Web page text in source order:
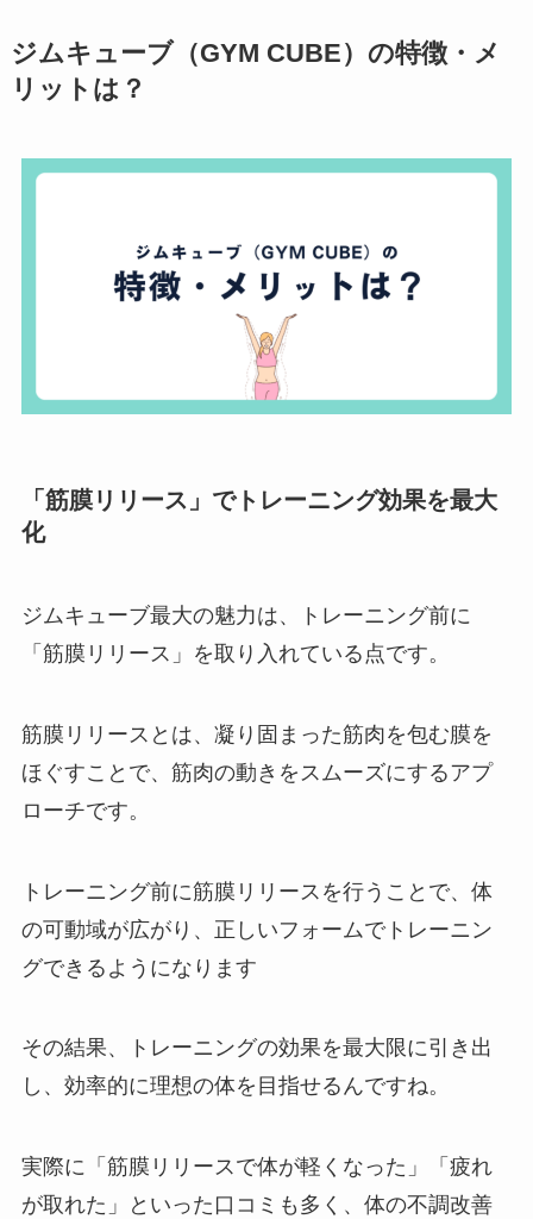
ジムキューブ（GYM CUBE）の特徴・メ
リットは？
「筋膜リリース」でトレーニング効果を最大
化
ジムキューブ最大の魅力は、トレーニング前に
「筋膜リリース」を取り入れている点です。
筋膜リリースとは、凝り固まった筋肉を包む膜を
ほぐすことで、筋肉の動きをスムーズにするアプ
ローチです。
トレーニング前に筋膜リリースを行うことで、体
の可動域が広がり、正しいフォームでトレーニン
グできるようになります
その結果、トレーニングの効果を最大限に引き出
し、効率的に理想の体を目指せるんですね。
実際に「筋膜リリースで体が軽くなった」「疲れ
が取れた」といった口コミも多く、体の不調改善